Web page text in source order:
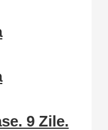
9 Zile.